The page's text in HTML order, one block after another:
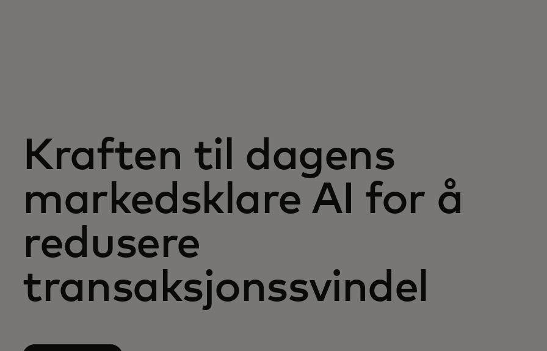
Kraften til dagens
markedsklare AI for å
redusere
transaksjonssvindel